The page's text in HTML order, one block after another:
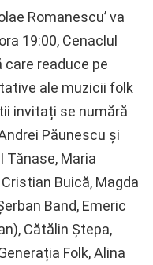
Romanescu’ va
19:00, Cenaclul
care readuce pe
ale muzicii folk
invitați se numără
Păunescu și
Tănase, Maria
Buică, Magda
Band, Emeric
Cătălin Ștepa,
Folk, Alina